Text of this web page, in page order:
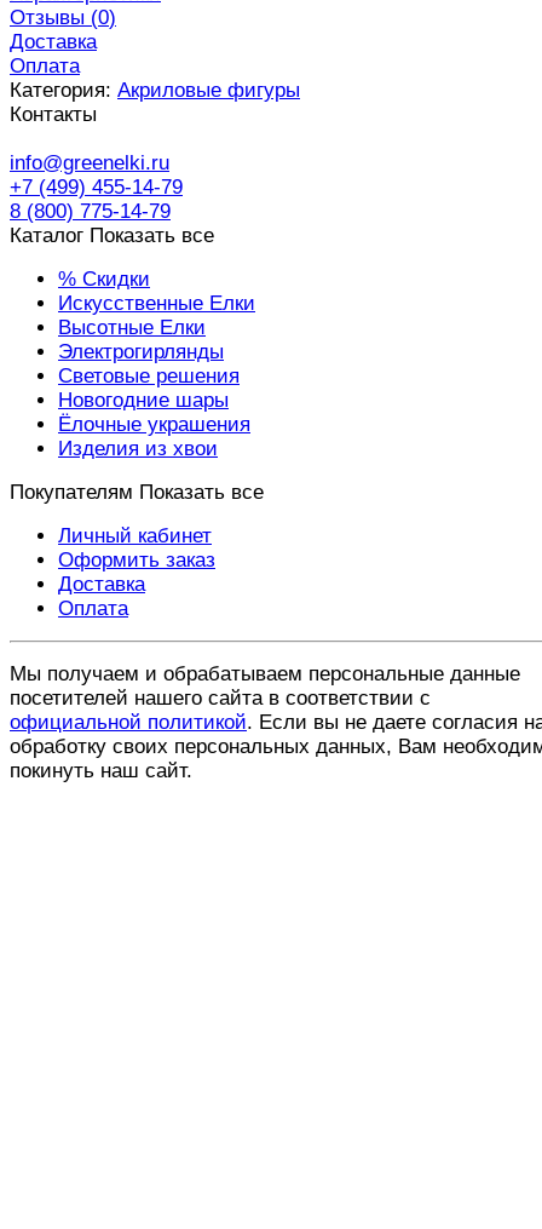
Отзывы (0)
Доставка
Оплата
Категория: Акриловые фигуры
Контакты
info@greenelki.ru
+7 (499) 455-14-79
8 (800) 775-14-79
Каталог Показать все
% Скидки
Искусственные Елки
Высотные Елки
Электрогирлянды
Световые решения
Новогодние шары
Ёлочные украшения
Изделия из хвои
Покупателям Показать все
Личный кабинет
Оформить заказ
Доставка
Оплата
Мы получаем и обрабатываем персональные данные
посетителей нашего сайта в соответствии с
официальной политикой. Если вы не даете согласия
обработку своих персональных данных, Вам
покинуть наш сайт.